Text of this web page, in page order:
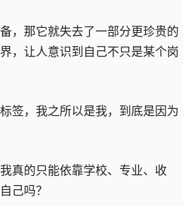
，那它就失去了一部分更珍贵的
，让人意识到自己不只是某个岗
签，我之所以是我，到底是因为
真的只能依靠学校、专业、收
己吗？